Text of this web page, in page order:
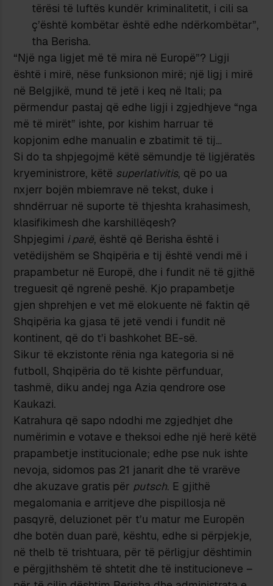
tërësi të luftës kundër kriminalitetit, i cili sa
ç’është kombëtar është edhe ndërkombëtar”,
tha Berisha.
“Një nga ligjet më të mira në Europë”? Ligji
është i mirë, nëse funksionon mirë; një ligj i mirë
në Belgjikë, mund të jetë i keq në Itali; pa
përmendur pastaj që edhe ligji i zgjedhjeve “nga
më të mirët” ishte, por kishim harruar të
kopjonim edhe manualin e zbatimit të tij…
Si do ta shpjegojmë këtë sëmundje të ligjëratës
kryeministrore, këtë superlativitis, që po ua
nxjerr bojën mbiemrave në tekst, duke i
shndërruar në suporte të thjeshta krahasimesh,
klasifikimesh dhe karshillëqesh?
Shpjegimi i parë, është që Berisha është i
vetëdijshëm se Shqipëria e tij është vendi më i
prapambetur në Europë, dhe i fundit në të gjithë
treguesit që ngrenë peshë. Kjo prapambetje
gjen shprehjen e vet më elokuente në faktin që
Shqipëria ka gjasa të jetë vendi i fundit në
kontinent, që do t’i bashkohet BE-së.
Sikur të ekzistonte rënia nga kategoria si në
futboll, Shqipëria do të kishte përfunduar,
tashmë, diku andej nga Azia qendrore ose
Kaukazi.
Katrahura që sapo ndodhi me zgjedhjet dhe
numërimin e votave e theksoi edhe një herë këtë
prapambetje institucionale; edhe pse nuk ishte
nevoja, sidomos pas 21 janarit dhe të vrarëve
dhe akuzave gratis për putsch. E gjithë
megalomania e arritjeve dhe pispillosja në
pasqyrë, deluzionet për t’u matur me Europën
dhe botën duan parë, kështu, edhe si përpjekje,
në thelb të trishtuara, për të përligjur dështimin
e përgjithshëm të shtetit dhe të institucioneve –